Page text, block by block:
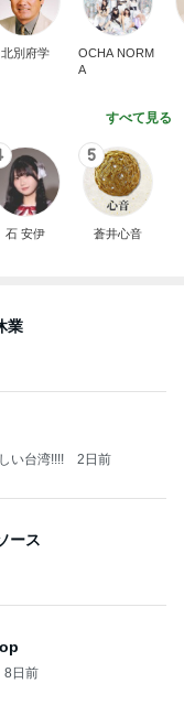
北別府学
OCHA NORM
A
すべて見る
石 安伊
5
蒼井心音
業
い台湾!!!! 2日前
ース
8日前